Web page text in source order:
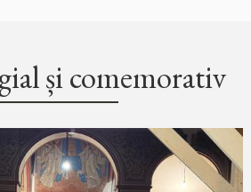
și comemorativ